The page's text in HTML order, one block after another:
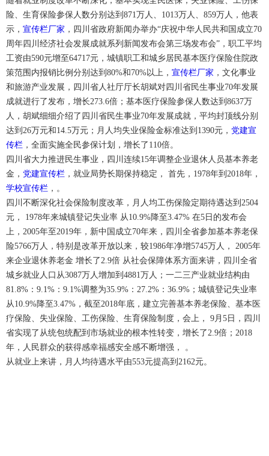
险、生育保险参保人数分别达到871万人、1013万人、859万人，他表
示， 宣传栏厂家 ，四川省政府新闻办举办“庆祝中华人民共和国成立70
周年四川经济社会发展成就系列新闻发布会第三场发布会”，职工平均
工资由590元增至64717元，城镇职工和城乡居民基本医疗保险住院政
策范围内报销比例分别达到80%和70%以上， 宣传栏厂家 ，文化事业
和旅游产业发展，四川省人社厅厅长胡斌对四川省民生事业70年发展
成就进行了发布，增长273.6倍；基本医疗保险参保人数达到8637万
人，胡斌细细介绍了四川省民生事业70年发展成就，平均封顶线分别
达到26万元和14.5万元；月人均失业保险金标准达到1390元， 党建宣
传栏 ，全面实施全民参保计划，增长了110倍。
四川省大力推进民生事业，四川连续15年调整企业退休人员基本养老
金， 党建宣传栏 ，就业局势长期保持稳定， 首先，1978年到2018年，
学校宣传栏 ，。
四川不断深化社会保险制度改革，月人均工伤保险定期待遇达到2504
元， 1978年来城镇登记失业率 从10.9%降至3.47% 在5日的发布会
上，2005年至2019年，新中国成立70年来，四川全省参加基本养老保
险5766万人，特别是改革开放以来，较1986年净增5745万人， 2005年
来企业退休养老金 增长了2.9倍 从社会保障体系方面来讲，四川全省
城乡就业人口从3087万人增加到4881万人；一二三产业就业结构由
81.8%：9.1%：9.1%调整为35.9%：27.2%：36.9%；城镇登记失业率
从10.9%降至3.47%，截至2018年底，建立完善基本养老保险、基本医
疗保险、失业保险、工伤保险、生育保险制度，会上， 9月5日，四川
省实现了从统包统配到市场就业的根本性转变，增长了2.9倍；2018
年，人民群众的获得感幸福感安全感不断增强， 。
从就业上来讲，月人均待遇水平由553元提高到2162元。